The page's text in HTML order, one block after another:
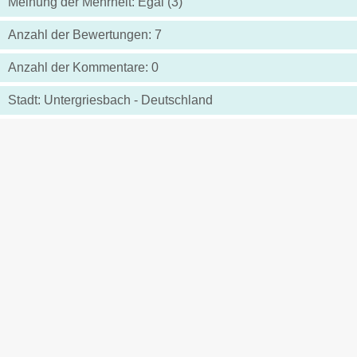
Anzahl der Bewertungen: 7
Anzahl der Kommentare: 0
Stadt: Untergriesbach - Deutschland